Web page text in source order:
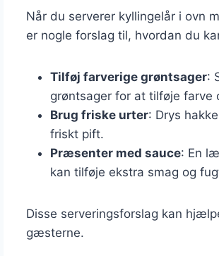
Når du serverer kyllingelår i ovn
er nogle forslag til, hvordan du
Tilføj farverige grøntsager:
grøntsager for at tilføje
Brug friske urter: Drys
friskt pift.
Præsenter med sauce: En
kan tilføje ekstra smag og
Disse serveringsforslag kan
gæsterne.